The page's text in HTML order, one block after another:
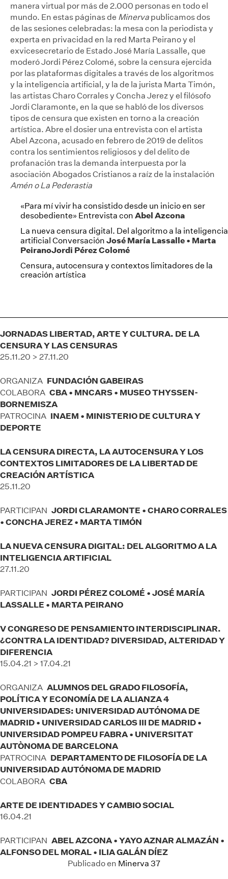
manera virtual por más de 2.000 personas en todo el
mundo. En estas páginas de Minerva publicamos dos
de las sesiones celebradas: la mesa con la periodista y
experta en privacidad en la red Marta Peirano y el
exvicesecretario de Estado José María Lassalle, que
moderó Jordi Pérez Colomé, sobre la censura ejercida
por las plataformas digitales a través de los algoritmos
y la inteligencia artificial, y la de la jurista Marta Timón,
las artistas Charo Corrales y Concha Jerez y el filósofo
Jordi Claramonte, en la que se habló de los diversos
tipos de censura que existen en torno a la creación
artística. Abre el dosier una entrevista con el artista
Abel Azcona, acusado en febrero de 2019 de delitos
contra los sentimientos religiosos y del delito de
profanación tras la demanda interpuesta por la
asociación Abogados Cristianos a raíz de la instalación
Amén o La Pederastia
«Para mí vivir ha consistido desde un inicio en ser
desobediente» Entrevista con Abel Azcona
La nueva censura digital. Del algoritmo a la inteligencia
artificial Conversación José María Lassalle • Marta
PeiranoJordi Pérez Colomé
Censura, autocensura y contextos limitadores de la
creación artística
JORNADAS LIBERTAD, ARTE Y CULTURA. DE LA
CENSURA Y LAS CENSURAS
25.11.20 > 27.11.20
ORGANIZA FUNDACIÓN GABEIRAS
COLABORA CBA • MNCARS • MUSEO THYSSEN-
BORNEMISZA
PATROCINA INAEM • MINISTERIO DE CULTURA Y
DEPORTE
LA CENSURA DIRECTA, LA AUTOCENSURA Y LOS
CONTEXTOS LIMITADORES DE LA LIBERTAD DE
CREACIÓN ARTÍSTICA
25.11.20
PARTICIPAN JORDI CLARAMONTE • CHARO CORRALES
• CONCHA JEREZ • MARTA TIMÓN
LA NUEVA CENSURA DIGITAL: DEL ALGORITMO A LA
INTELIGENCIA ARTIFICIAL
27.11.20
PARTICIPAN JORDI PÉREZ COLOMÉ • JOSÉ MARÍA
LASSALLE • MARTA PEIRANO
V CONGRESO DE PENSAMIENTO INTERDISCIPLINAR.
¿CONTRA LA IDENTIDAD? DIVERSIDAD, ALTERIDAD Y
DIFERENCIA
15.04.21 > 17.04.21
ORGANIZA ALUMNOS DEL GRADO FILOSOFÍA,
POLÍTICA Y ECONOMÍA DE LA ALIANZA 4
UNIVERSIDADES: UNIVERSIDAD AUTÓNOMA DE
MADRID • UNIVERSIDAD CARLOS III DE MADRID •
UNIVERSIDAD POMPEU FABRA • UNIVERSITAT
AUTÒNOMA DE BARCELONA
PATROCINA DEPARTAMENTO DE FILOSOFÍA DE LA
UNIVERSIDAD AUTÓNOMA DE MADRID
COLABORA CBA
ARTE DE IDENTIDADES Y CAMBIO SOCIAL
16.04.21
PARTICIPAN ABEL AZCONA • YAYO AZNAR ALMAZÁN •
ALFONSO DEL MORAL • ILIA GALÁN DÍEZ
Publicado en Minerva 37